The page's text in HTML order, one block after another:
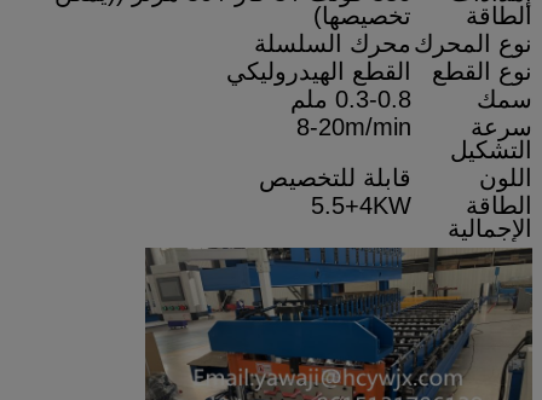
الطاقة
تخصيصها)
نوع المحرك محرك السلسلة
نوع القطع
القطع الهيدروليكي
سمك
0.3-0.8 ملم
سرعة
التشكيل
8-20m/min
اللون
قابلة للتخصيص
الطاقة
الإجمالية
5.5+4KW